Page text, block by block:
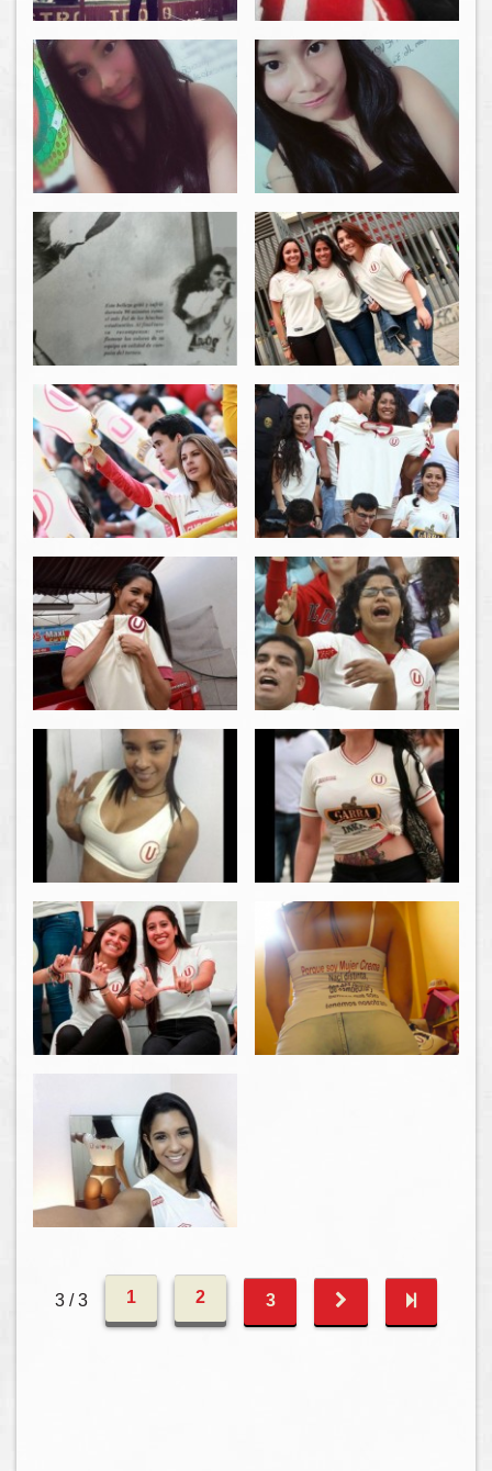
3 / 3 1 2 3